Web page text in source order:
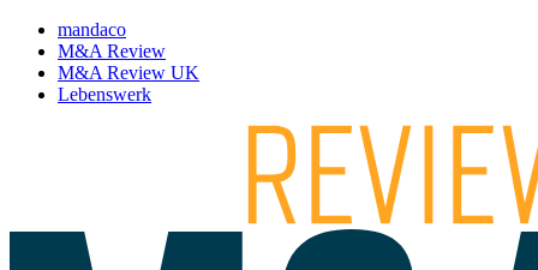
mandaco
M&A Review
M&A Review UK
Lebenswerk